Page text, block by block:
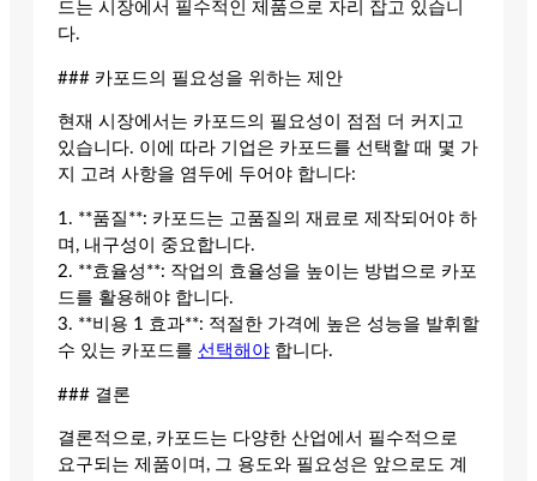
드는 시장에서 필수적인 제품으로 자리 잡고 있습니
다.
### 카포드의 필요성을 위하는 제안
현재 시장에서는 카포드의 필요성이 점점 더 커지고
있습니다. 이에 따라 기업은 카포드를 선택할 때 몇 가
지 고려 사항을 염두에 두어야 합니다:
1. **품질**: 카포드는 고품질의 재료로 제작되어야 하
며, 내구성이 중요합니다.
2. **효율성**: 작업의 효율성을 높이는 방법으로 카포
드를 활용해야 합니다.
3. **비용 1 효과**: 적절한 가격에 높은 성능을 발휘할
수 있는 카포드를 선택해야 합니다.
### 결론
결론적으로, 카포드는 다양한 산업에서 필수적으로
요구되는 제품이며, 그 용도와 필요성은 앞으로도 계